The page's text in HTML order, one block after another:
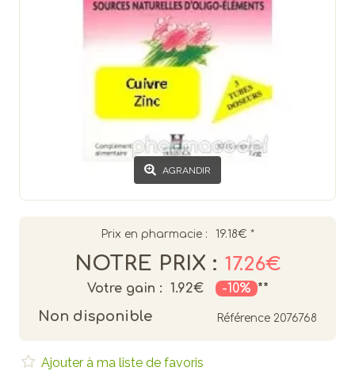
AGRANDIR
Prix en pharmacie : 19.18€ *
NOTRE PRIX : 17.26€
Votre gain : 1.92€ -10% **
Non disponible Référence 2076768
Ajouter à ma liste de favoris